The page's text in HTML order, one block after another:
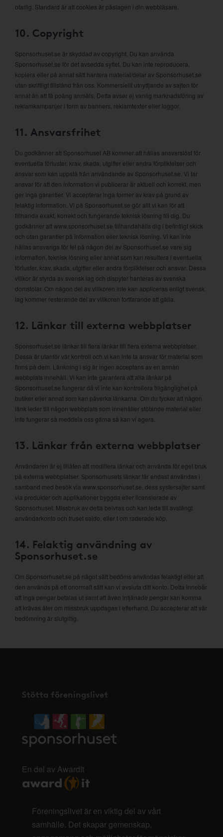
ofarlig. Standard är att cookies är påslagen i din webbläsare.
10. Copyright
Sponsorhuset.se är skyddad av copyright. Du kan använda
Sponsorhuset.se för det avsedda syftet. Du kan inte reproducera,
kopiera eller på annat sätt hantera material/delar av Sponsorhuset.se
utan skriftligt tillstånd från oss. Kommersiellt utnyttjande av sajten för
annat än att få poäng anmäls. Detta avser ej vanlig marknadsföring av
reklamkampanjer i form av banners, reklamtexter eller loggor.
11. Ansvarsfrihet
Du godkänner att Sponsorhuset AB kommer att hållas ansvarslöst för
eventuella förluster, krav, skada, utgifter eller andra förpliktelser och
ansvar som kan uppstå från användande av Sponsorhuset.se. Vi tar
ansvar för att den information vi publicerar är aktuell och korrekt, men
ger inga garantier. Vi accepterar inga former av krav på grund av
felaktig information. Vi på Sponsorhuset.se gör allt vi kan för att
tillhanda exakt, korrekt och fungerande teknisk lösning till dig. Du
godkänner att www.sponsorhuset.se tillhandahålls dig i befintligt skick
och utan garantier på information eller teknisk lösning. Vi kan inte
hållas ansvariga för fel på någon del av Sponsorhuset.se vare sig
information, teknisk lösning eller annat som kan resultera i eventuella
förluster, krav, skada, utgifter eller andra förpliktelser och ansvar. Dessa
villkor är styrda av svensk lag och dispyter hanteras av svenska
domstolar. Om någon del av villkoren inte kan appliceras enligt svensk
lag kommer resterande del av villkoren fortfarande att gälla.
12. Länkar till externa webbplatser
Sponsorhuset.se länkar till flera länkar till flera externa webbplatser.
Dessa är utanför vår kontroll och vi kan inte ta ansvar för material som
finns på dem. Länkning i sig är ingen acceptans av en annan
webbplats innehåll. Vi kan inte garantera att alla länkar på
Sponsorhuset.se fungerar då vi inte kan kontrollera tillgänglighet på
butiker eller annat som kan påverka länkarna. Om du tycker att någon
länk leder till någon webbplats som innehåller stötande material eller
inte fungerar så meddela oss gärna så kan vi agera.
13. Länkar från externa webbplatser
Användaren är ej tillåten att modifiera länkar och använda för eget bruk
på externa webbplatser. Sponsorhusets länkar får endast användas i
samband med besök via www.sponsorhuset.se, dess systersajter samt
via produkter och applikationer byggda eller licensierade av
Sponsorhuset. Missbruk av detta beivras och kan leda till avstängt
användarkonto och fruset saldo, eller t om raderade köp.
14. Felaktig användning av
Sponsorhuset.se
Om Sponsorhuset.se på något sätt bedöms användas felaktigt eller att
den används på ett onormalt sätt kan vi avsluta ditt konto. Detta innebär
att inga pengar betalas ut samt att även intjänade pengar kan komma
att krävas åter om missbruk uppdagas i efterhand. Du accepterar att vår
bedömning är slutgiltig.
Stötta föreningslivet
En del av AwardIt
Föreningslivet är en viktig del av vårt
samhälle. Det skapar gemenskap,